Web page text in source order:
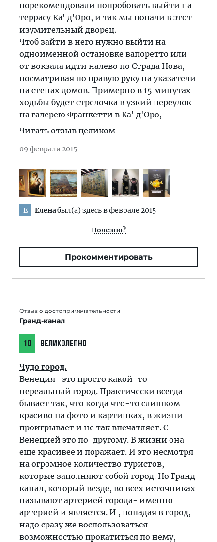
порекомендовали попробовать выйти на
террасу Ка' д'Оро, и так мы попали в этот
изумительный дворец.
Чтоб зайти в него нужно выйти на
одноименной остановке вапоретто или
от вокзала идти налево по Страда Нова,
посматривая по правую руку на указатели
на стенах домов. Примерно в 15 минутах
ходьбы будет стрелочка в узкий переулок
на галерею Франкетти в Ка' д'Оро,
Читать отзыв целиком
09 февраля 2015
Е Еленабыл(а) здесь в феврале 2015
Полезно?
Прокомментировать
Отзыв о достопримечательности
Гранд-канал
10 ВЕЛИКОЛЕПНО
Чудо город.
Венеция- это просто какой-то
нереальный город. Практически всегда
бывает так, что когда что-то слишком
красиво на фото и картинках, в жизни
проигрывает и не так впечатляет. С
Венецией это по-другому. В жизни она
еще красивее и поражает. И это несмотря
на огромное количество туристов,
которые заполняют собой город. Но Гранд
канал, который везде, во всех источниках
называют артерией города- именно
артерией и является. И , попадая в город,
надо сразу же воспользоваться
возможностью прокатиться по нему,